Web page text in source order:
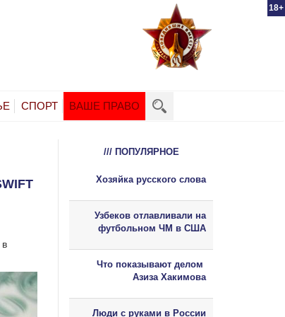
18+
СПОРТ ВАШЕ ПРАВО
/// ПОПУЛЯРНОЕ
Хозяйка русского слова
Узбеков отлавливали на
футбольном ЧМ в США
Что показывают делом
Азиза Хакимова
Люди с руками в России